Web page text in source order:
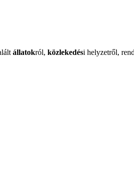
állatokról, közlekedési helyzetről,